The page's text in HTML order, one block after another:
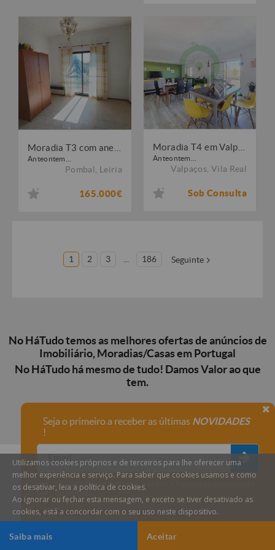
Anteontem...
Pombal Leiria
165.000€
Anteontem...
Valpaços Vila Real
Sob Consulta
1 2 3 186 Seguinte
No HáTudo temos as melhores ofertas de anúncios de
Imobiliário, Moradias/Casas em Portugal
No HáTudo há mesmo de tudo! Damos Valor ao que
tem.
Seja o primeiro a receber as últimas NOVIDADES
!
Declaro que compreendi e aceito a
do HáTudo.
Anular subscrição
Utilizamos cookies próprios e de terceiros para lhe oferecer uma
melhor experiência e serviço. Para saber que cookies usamos e como
os desativar, leia a política de cookies.
Ao ignorar ou fechar esta mensagem, e exceto se tiver desativado as
cookies, está a concordar com o seu uso neste dispositivo.
Aceitar
Saiba mais